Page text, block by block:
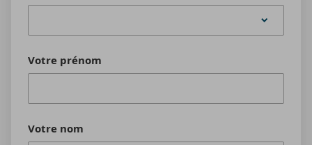
Votre prénom
Votre nom